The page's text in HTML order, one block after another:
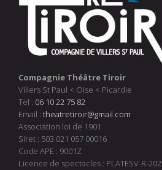
Compagnie Théâtre Tiroir
Villers St Paul < Oise < Picardie
Tel : 06 10 22 75 82
Email : theatretiroir@gmail.com
Association loi de 1901
Siret : 503 021 057 00016
Code APE : 9001Z
Licence de spectacles : PLATESV-R-